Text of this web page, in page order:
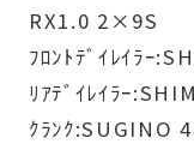
RX1.0 2×9S
ﾌﾛﾝﾄﾃﾞｲﾚｲﾗｰ
ﾘｱﾃﾞｲﾚｲﾗｰ
ｸﾗﾝｸ:SUGINO